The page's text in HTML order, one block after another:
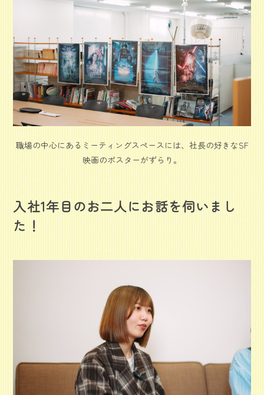
職場の中心にあるミーティングスペースには、社長の好きなSF
映画のポスターがずらり。
入社1年目のお二人にお話を伺いまし
た！